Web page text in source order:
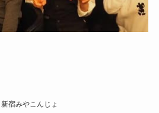
新宿みやこんじょ